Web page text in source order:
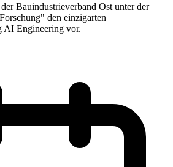
Bauindustrieverband Ost unter der
den einzigarten
AI Engineering vor.